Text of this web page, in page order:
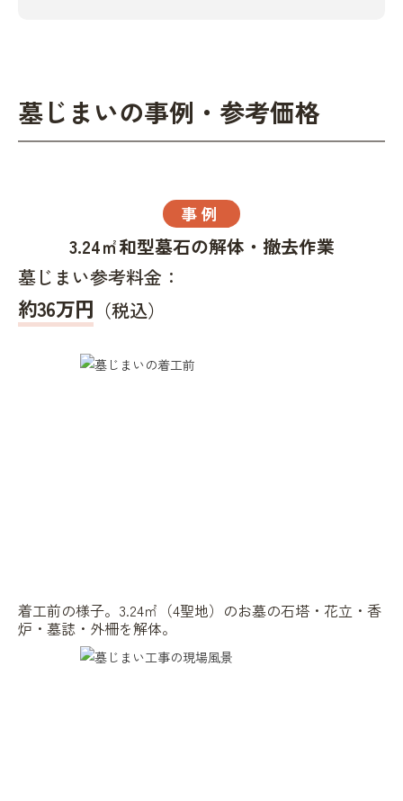
墓じまいの事例・参考価格
事例
3.24㎡和型墓石の解体・撤去作業
墓じまい参考料金：
約36万円 （税込）
着工前の様子。3.24㎡（4聖地）のお墓の石塔・花立・香
炉・墓誌・外柵を解体。